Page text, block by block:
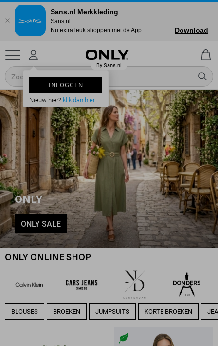
INLOGGEN
Nieuw hier? klik dan hier
ONLY
ONLY SALE
ONLY ONLINE SHOP
BLOUSES BROEKEN JUMPSUITS KORTE BROEKEN
Sans.nl Merkkleding
Sans.nl
Nu extra leuk shoppen met de App.
Download